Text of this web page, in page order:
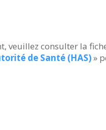
veuillez consulter la
de Santé (HAS)»